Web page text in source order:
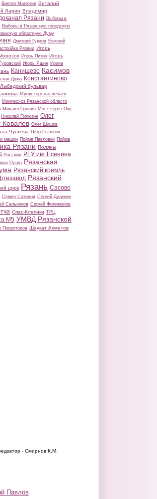
Виктор Малюгин Виталий
Ларин Владимир
Рязани Выборы в
Выборы в Рязанскую городскую
областную Думу
Дмитрий Гудков Евгений
Рязани Игорь
Игорь Путин Игорь
Игорь Яшин Ирина
Канищево Касимов
Дума Константиново
Лыбедский бульвар
Министерство печати
Минлесхоз Рязанской области
Михаил Пронин Мост через Оку
Николай Пилюгин Олег
Ковалев Олег Шишов
Чуляева Петр Пыленок
машин Пойма Павловки Пойма
Рязани Поляны
России» РГУ им. Есенина
Путин Рязанская
Рязанский кремль
Рязанский
цирк Рязань Сасово
Семен Сазонов Сергей Дудукин
Сальников Сергей Филимонов
Спас-Клепики ТРЦ
М5 УМВД Рязанской
Провоторов Шаукат Ахметов
- Смирнов К.М.
Павлов